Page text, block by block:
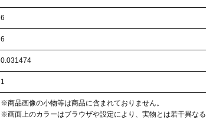
6
6
0.031474
1
※商品画像の小物等は商品に含まれておりません。
※画面上のカラーはブラウザや設定により、実物とは若干異なる